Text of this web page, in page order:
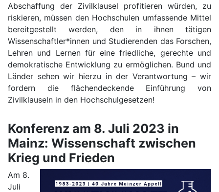
Abschaffung der Zivilklausel profitieren würden, zu
riskieren, müssen den Hochschulen umfassende Mittel
bereitgestellt werden, den in ihnen tätigen
Wissenschaftler*innen und Studierenden das Forschen,
Lehren und Lernen für eine friedliche, gerechte und
demokratische Entwicklung zu ermöglichen. Bund und
Länder sehen wir hierzu in der Verantwortung – wir
fordern die flächendeckende Einführung von
Zivilklauseln in den Hochschulgesetzen!
Konferenz am 8. Juli 2023 in
Mainz: Wissenschaft zwischen
Krieg und Frieden
Am 8.
Juli